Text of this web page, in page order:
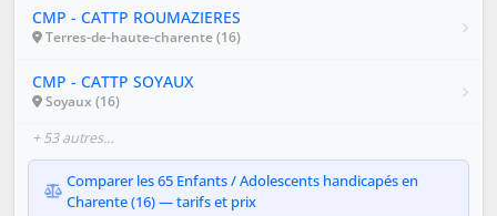
CMP - CATTP ROUMAZIERES
Terres-de-haute-charente (16)
CMP - CATTP SOYAUX
Soyaux (16)
+ 53 autres…
Comparer les 65 Enfants / Adolescents handicapés en
Charente (16) — tarifs et prix